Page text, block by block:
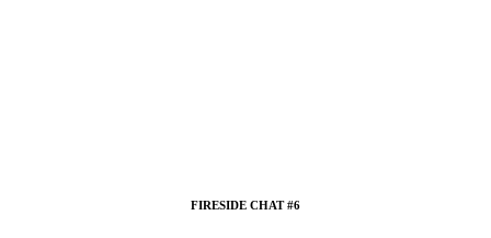
FIRESIDE CHAT #6